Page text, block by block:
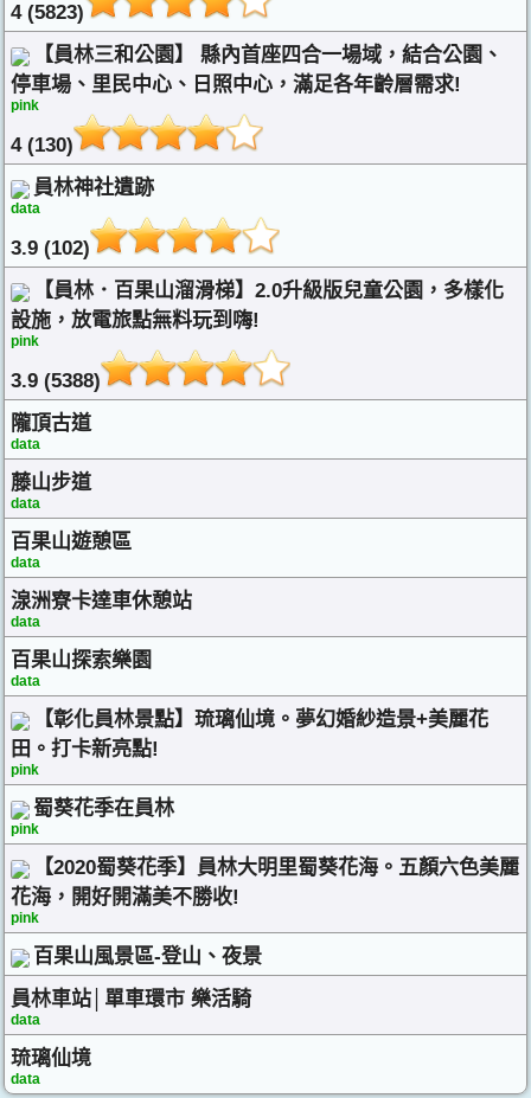
4 (5823)
【員林三和公園】 縣內首座四合一場域，結合公園、
停車場、里民中心、日照中心，滿足各年齡層需求!
pink
4 (130)
員林神社遺跡
data
3.9 (102)
【員林．百果山溜滑梯】2.0升級版兒童公園，多樣化
設施，放電旅點無料玩到嗨!
pink
3.9 (5388)
隴頂古道
data
藤山步道
data
百果山遊憩區
data
湶洲寮卡達車休憩站
data
百果山探索樂園
data
【彰化員林景點】琉璃仙境。夢幻婚紗造景+美麗花
田。打卡新亮點!
pink
蜀葵花季在員林
pink
【2020蜀葵花季】員林大明里蜀葵花海。五顏六色美麗
花海，開好開滿美不勝收!
pink
百果山風景區-登山、夜景
員林車站│單車環市 樂活騎
data
琉璃仙境
data